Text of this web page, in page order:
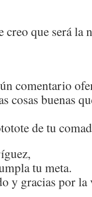
creo que será la
comentario
cosas buenas
de tu
tu meta.
y gracias por la